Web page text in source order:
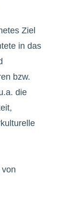
Ziel
in das
bzw.
die